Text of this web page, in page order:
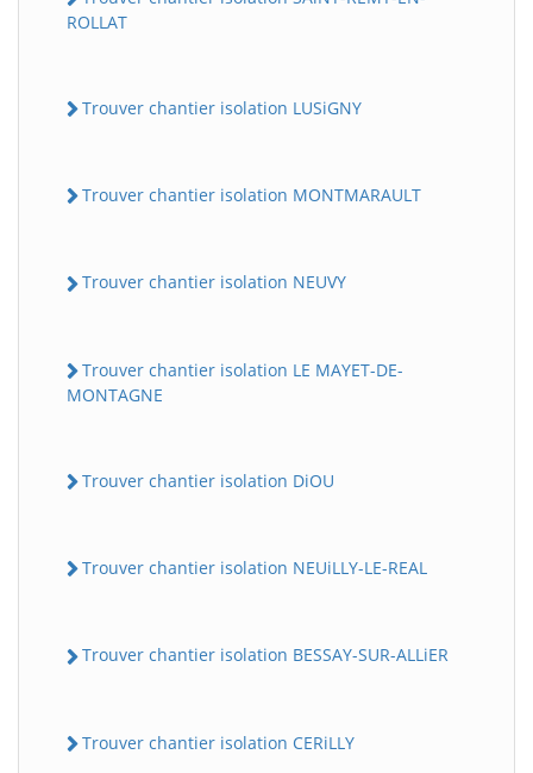
ROLLAT
Trouver chantier isolation LUSiGNY
Trouver chantier isolation MONTMARAULT
Trouver chantier isolation NEUVY
Trouver chantier isolation LE MAYET-DE-
MONTAGNE
Trouver chantier isolation DiOU
Trouver chantier isolation NEUiLLY-LE-REAL
Trouver chantier isolation BESSAY-SUR-ALLiER
Trouver chantier isolation CERiLLY